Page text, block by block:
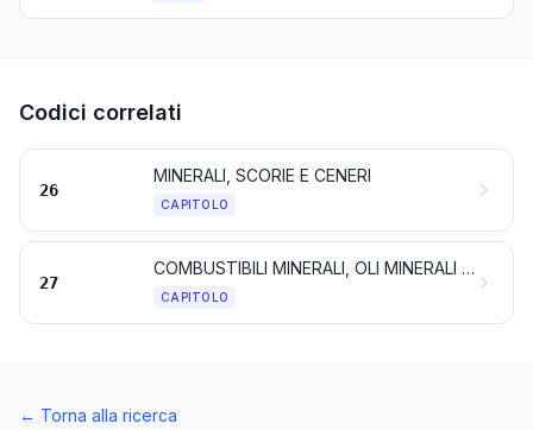
Codici correlati
26
MINERALI, SCORIE E CENERI
CAPITOLO
27
COMBUSTIBILI MINERALI, OLI MINERALI E PRODOTTI DELLA LORO DISTILLAZIONE; SOSTANZE BITUMINOSE; CERE MINERALI
CAPITOLO
← Torna alla ricerca